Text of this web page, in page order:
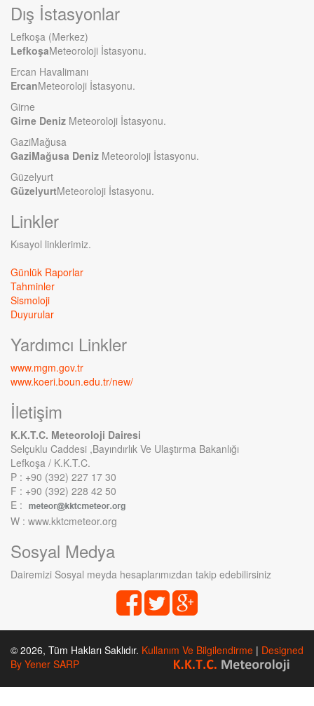
Dış İstasyonlar
Lefkoşa (Merkez)
LefkoşaMeteoroloji İstasyonu.
Ercan Havalimanı
ErcanMeteoroloji İstasyonu.
Girne
Girne Deniz Meteoroloji İstasyonu.
GaziMağusa
GaziMağusa Deniz Meteoroloji İstasyonu.
Güzelyurt
GüzelyurtMeteoroloji İstasyonu.
Linkler
Kısayol linklerimiz.
Günlük Raporlar
Tahminler
Sismoloji
Duyurular
Yardımcı Linkler
www.mgm.gov.tr
www.koeri.boun.edu.tr/new/
İletişim
K.K.T.C. Meteoroloji Dairesi
Selçuklu Caddesi ,Bayındırlık Ve Ulaştırma Bakanlığı
Lefkoşa / K.K.T.C.
P : +90 (392) 227 17 30
F : +90 (392) 228 42 50
E :
W : www.kktcmeteor.org
Sosyal Medya
Dairemizi Sosyal meyda hesaplarımızdan takip edebilirsiniz
© 2026, Tüm Hakları Saklıdır. Kullanım Ve Bilgilendirme | Designed
By Yener SARP